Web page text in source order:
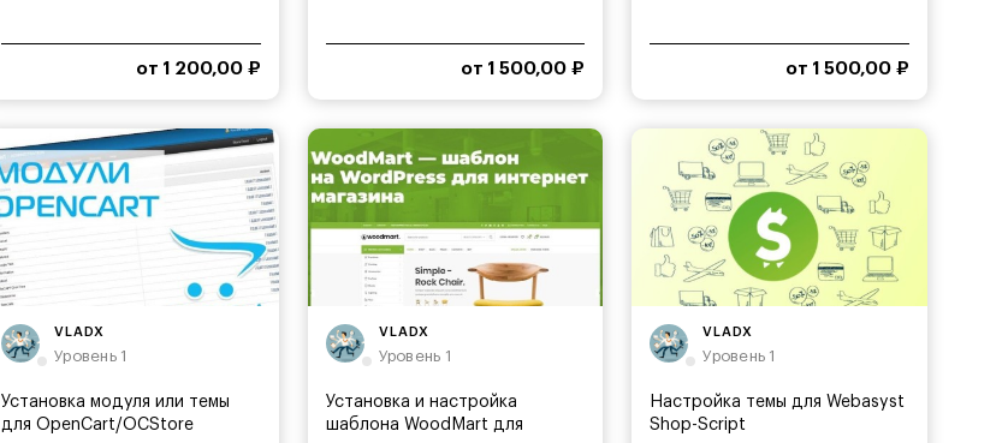
от 1 200,00 ₽ от 1 500,00 ₽ от 1 500,00 ₽
VLADX
Уровень 1
Установка модуля или темы
для OpenCart/OCStore
VLADX
Уровень 1
Установка и настройка
шаблона WoodMart для
VLADX
Уровень 1
Настройка темы для Webasyst
Shop-Script